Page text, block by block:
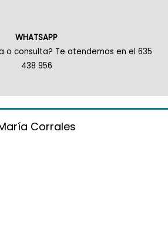
WHATSAPP
o consulta? Te atendemos en el 635
438 956
Corrales